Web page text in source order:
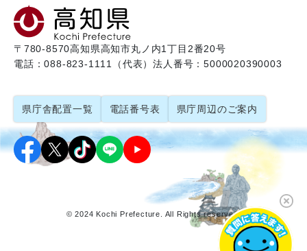
〒780-8570高知県高知市丸ノ内1丁目2番20号
電話：088-823-1111（代表）法人番号：5000020390003
県庁舎配置一覧 電話番号表 県庁周辺のご案内
© 2024 Kochi Prefecture. All Rights reserved.